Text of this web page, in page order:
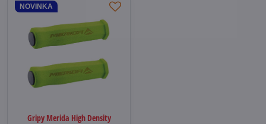
NOVINKA
Gripy Merida High Density